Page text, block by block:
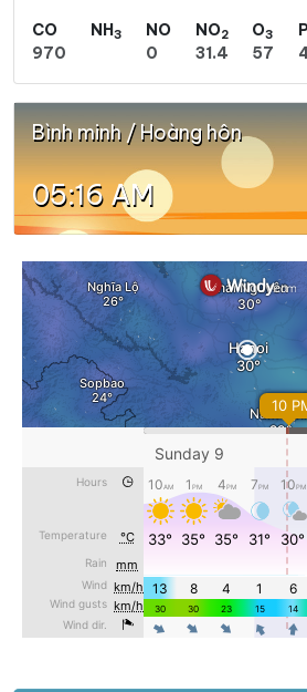
CO
970
NH3
NO
0
NO2
31.4
O3
57
Bình minh / Hoàng hôn
05:16 AM